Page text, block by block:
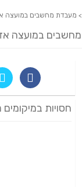
> מעבדת מחשבים במועצה
חסויות